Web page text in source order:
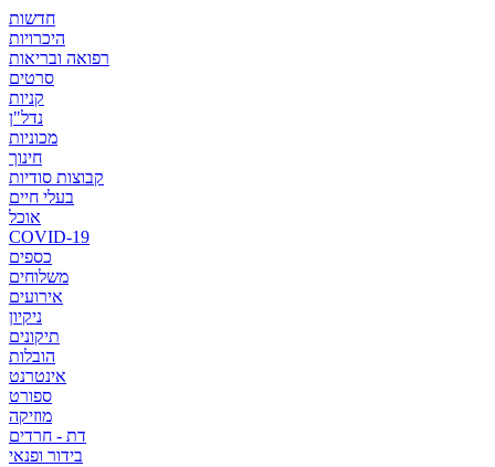
חדשות
היכרויות
רפואה ובריאות
סרטים
קניות
נדל"ן
מכוניות
חינוך
קבוצות סודיות
בעלי חיים
אוכל
COVID-19
כספים
משלוחים
אירועים
ניקיון
תיקונים
הובלות
אינטרנט
ספורט
מוזיקה
דת - חרדים
בידור ופנאי